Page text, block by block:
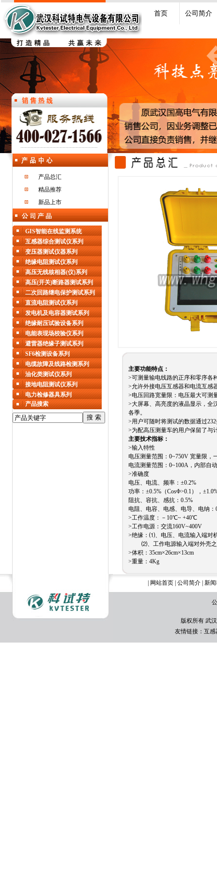
首页 公司简介
产品总汇
精品推荐
新品上市
主要功能特点：
>可测量输电线路的正序和零序各
>允许外接电压互感器和电流互感
>电压回路宽量限：电压最大可测
>大屏幕、高亮度的液晶显示，全
各季。
>用户可随时将测试的数据通过
>为配高压测量车的用户保留了与
主要技术指标：
>输入特性
电压测量范围：0~750V 宽量限，
电流测量范围：0~100A，内部自
>准确度
电压、电流、频率：±0.2%
功率：±0.5%（CosΦ>0.1），
阻抗、容抗、感抗：0.5%
电阻、电容、电感、电导、电纳：
>工作温度：－10℃~ +40℃
>工作电源：交流160V~400V
>绝缘：⑴、电压、电流输入端对
⑵、工作电源输入端对外壳之
>体积：35cm×26cm×13cm
>重量：4Kg
GIS智能在线监测系统
互感器综合测试仪系列
变压器测试仪器系列
绝缘电阻测试仪系列
高压无线核相器(仪)系列
高压(开关)断路器测试系列
二次回路继电保护测试系列
直流电阻测试仪系列
发电机及电容器测试系列
绝缘耐压试验设备系列
电能表现场校验仪系列
避雷器绝缘子测试系列
SF6检测设备系列
电缆故障及线路检测系列
油化类测试仪系列
接地电阻测试仪系列
电力检修器具系列
产品搜索
网站首页 公司简介 新
版权所有 武
友情链接： 互感